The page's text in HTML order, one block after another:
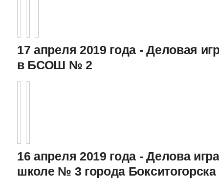
17 апреля 2019 года - Деловая
в БСОШ № 2
16 апреля 2019 года - Делова
школе № 3 города Бокситогорска